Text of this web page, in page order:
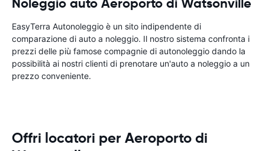
Noleggio auto Aeroporto di Watsonville
EasyTerra Autonoleggio è un sito indipendente di
comparazione di auto a noleggio. Il nostro sistema confronta i
prezzi delle più famose compagnie di autonoleggio dando la
possibilità ai nostri clienti di prenotare un'auto a noleggio a un
prezzo conveniente.
Offri locatori per Aeroporto di